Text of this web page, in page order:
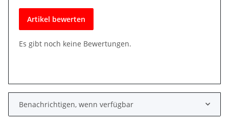
Artikel bewerten
Es gibt noch keine Bewertungen.
Benachrichtigen, wenn verfügbar